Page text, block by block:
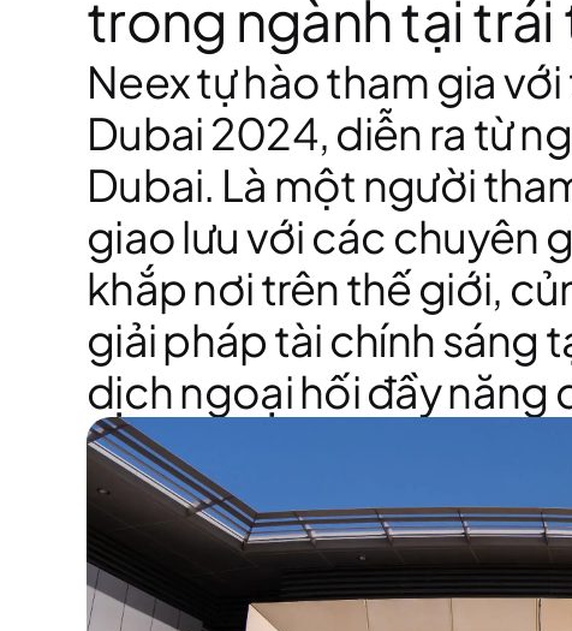
trong ngành tại trái
Neex tự hào tham gia với
Dubai 2024, diễn ra từ
Dubai. Là một người
giao lưu với các chuyên
khắp nơi trên thế giới,
giải pháp tài chính sáng
dịch ngoại hối đầy năng